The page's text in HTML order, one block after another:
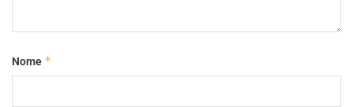
Nome *